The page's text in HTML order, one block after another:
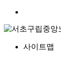
사이트맵